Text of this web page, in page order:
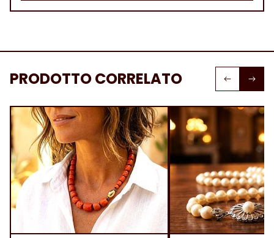
PRODOTTO CORRELATO